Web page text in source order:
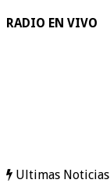
RADIO EN VIVO
Ultimas Noticias